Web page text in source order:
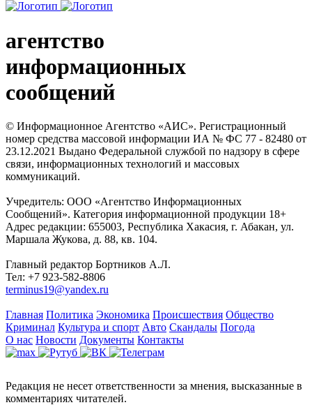
агентство
информационных
сообщений
© Информационное Агентство «АИС». Регистрационный
номер средства массовой информации ИА № ФС 77 - 82480 от
23.12.2021 Выдано Федеральной службой по надзору в сфере
связи, информационных технологий и массовых
коммуникаций.
Учредитель: ООО «Агентство Информационных
Сообщений». Категория информационной продукции 18+
Адрес редакции: 655003, Республика Хакасия, г. Абакан, ул.
Маршала Жукова, д. 88, кв. 104.
Главный редактор Бортников А.Л.
Тел: +7 923-582-8806
terminus19@yandex.ru
Главная Политика Экономика Происшествия Общество
Криминал Культура и спорт Авто Скандалы Погода
О нас Новости Документы Контакты
Редакция не несет ответственности за мнения, высказанные в
комментариях читателей.